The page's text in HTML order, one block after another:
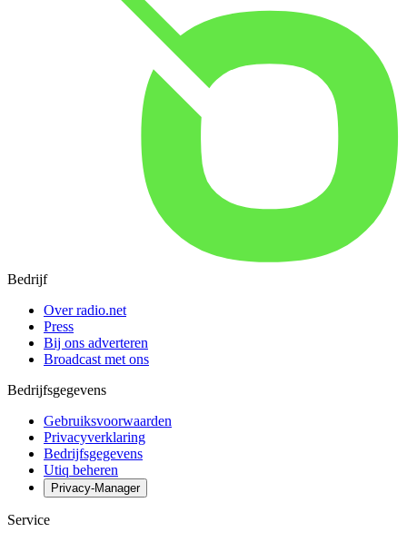
Bedrijf
Over radio.net
Press
Bij ons adverteren
Broadcast met ons
Bedrijfsgegevens
Gebruiksvoorwaarden
Privacyverklaring
Bedrijfsgegevens
Utiq beheren
Privacy-Manager
Service